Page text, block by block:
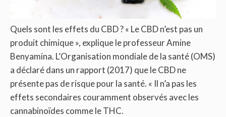
Quels sont les effets du CBD ? « Le CBD n’est pas un
produit chimique », explique le professeur Amine
Benyamina. L’Organisation mondiale de la santé (OMS)
a déclaré dans un rapport (2017) que le CBD ne
présente pas de risque pour la santé. « Il n’a pas les
effets secondaires couramment observés avec les
cannabinoïdes comme le THC.